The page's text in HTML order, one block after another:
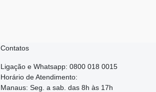
Contatos
Ligação e Whatsapp: 0800 018 0015
Horário de Atendimento:
Manaus: Seg. a sab. das 8h às 17h